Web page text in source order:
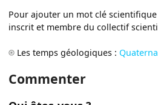
Pour ajouter un mot clé
inscrit et membre du collectif
Les temps géologiques :
Commenter